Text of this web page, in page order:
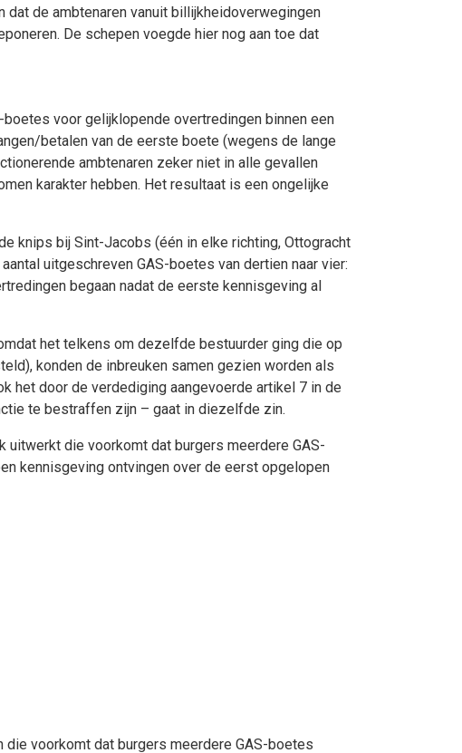
de ambtenaren vanuit billijkheidoverwegingen
De schepen voegde hier nog aan toe dat
voor gelijklopende overtredingen binnen een
betalen van de eerste boete (wegens de lange
ambtenaren zeker niet in alle gevallen
karakter hebben. Het resultaat is een ongelijke
knips bij Sint-Jacobs (één in elke richting, Ottogracht
uitgeschreven GAS-boetes van dertien naar vier:
begaan nadat de eerste kennisgeving al
het telkens om dezelfde bestuurder ging die op
konden de inbreuken samen gezien worden als
het door de verdediging aangevoerde artikel 7 in de
te bestraffen zijn – gaat in diezelfde zin.
uitwerkt die voorkomt dat burgers meerdere GAS-
kennisgeving ontvingen over de eerst opgelopen
voorkomt dat burgers meerdere GAS-boetes